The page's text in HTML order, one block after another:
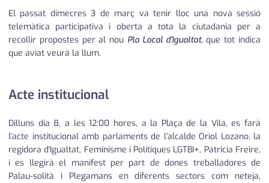
El passat dimecres 3 de març va tenir lloc una nova sessió
telemàtica participativa i oberta a tota la ciutadania per a
recollir propostes per al nou Pla Local d'Igualtat, que tot indica
que aviat veurà la llum.
Acte institucional
Dilluns dia 8, a les 12:00 hores, a la Plaça de la Vila, es farà
l'acte institucional amb parlaments de l'alcalde Oriol Lozano, la
regidora d'Igualtat, Feminisme i Polítiques LGTBI+, Patricia Freire,
i es llegirà el manifest per part de dones treballadores de
Palau-solità i Plegamans en diferents sectors com neteja,